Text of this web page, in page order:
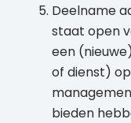
Deelname
staat open
een
of dienst)
bieden